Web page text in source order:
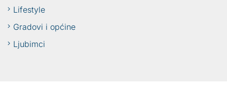
Lifestyle
Gradovi i općine
Ljubimci